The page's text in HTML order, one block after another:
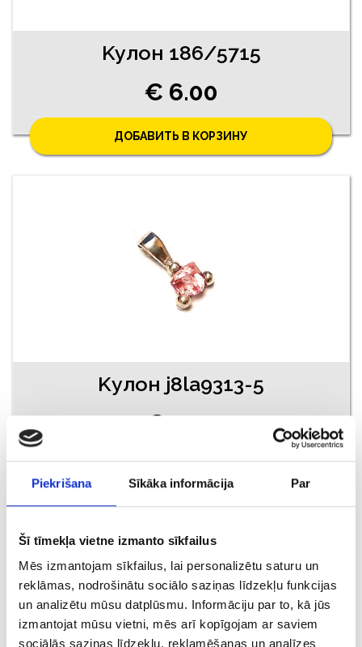
Piekrišana Sīkāka informācija Par
Šī tīmekļa vietne izmanto sīkfailus
Mēs izmantojam sīkfailus, lai personalizētu saturu un
reklāmas, nodrošinātu sociālo saziņas līdzekļu funkcijas
un analizētu mūsu datplūsmu. Informāciju par to, kā jūs
izmantojat mūsu vietni, mēs arī kopīgojam ar saviem
sociālās saziņas līdzekļu, reklamēšanas un analīzes
Kyлoн 186/5715
€ 6.00
ДОБАВИТЬ В КОРЗИНУ
Kулон j8la9313-5
€ 7.00
АКЦИЯ